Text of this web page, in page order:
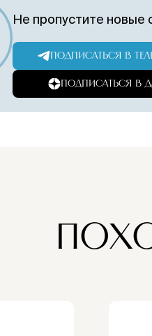
Не пропустите новые
ПОДПИСАТЬСЯ В
ПОДПИСАТЬСЯ В